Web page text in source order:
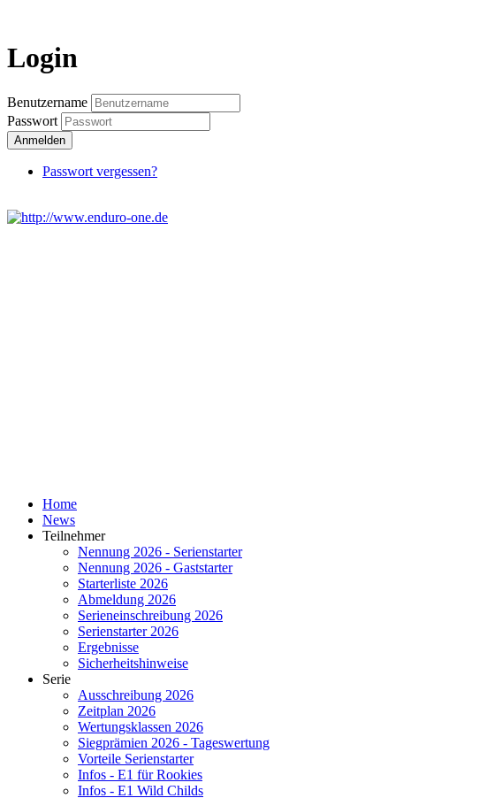
Login
Benutzername
Passwort
Anmelden
Passwort vergessen?
Home
News
Teilnehmer
Nennung 2026 - Serienstarter
Nennung 2026 - Gaststarter
Starterliste 2026
Abmeldung 2026
Serieneinschreibung 2026
Serienstarter 2026
Ergebnisse
Sicherheitshinweise
Serie
Ausschreibung 2026
Zeitplan 2026
Wertungsklassen 2026
Siegprämien 2026 - Tageswertung
Vorteile Serienstarter
Infos - E1 für Rookies
Infos - E1 Wild Childs